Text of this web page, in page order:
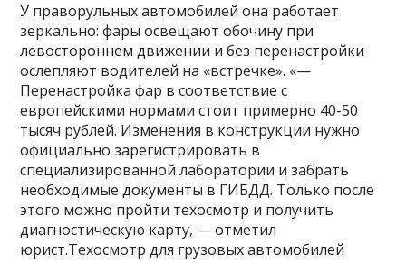
У праворульных автомобилей она работает
зеркально: фары освещают обочину при
левостороннем движении и без перенастройки
ослепляют водителей на «встречке». «—
Перенастройка фар в соответствие с
европейскими нормами стоит примерно 40-50
тысяч рублей. Изменения в конструкции нужно
официально зарегистрировать в
специализированной лаборатории и забрать
необходимые документы в ГИБДД. Только после
этого можно пройти техосмотр и получить
диагностическую карту, — отметил
юрист.Техосмотр для грузовых автомобилей